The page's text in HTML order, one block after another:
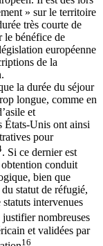
» sur le territoire
très courte de
le bénéfice de
européenne
de la
la durée du séjour
longue, comme en
et
États-Unis ont ainsi
pour
. Si ce dernier est
obtention conduit
bien que
statut de réfugié,
intervenues
nombreuses
et validées par
16